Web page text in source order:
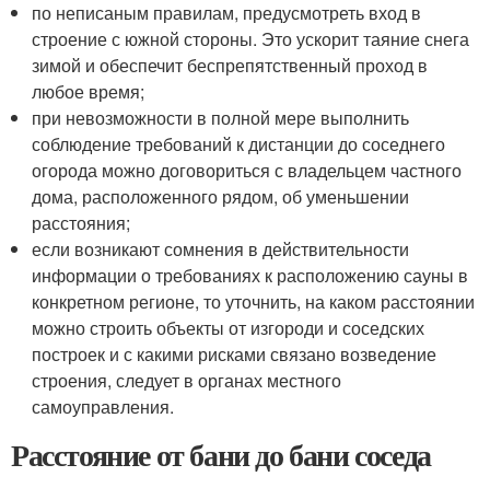
по неписаным правилам, предусмотреть вход в
строение с южной стороны. Это ускорит таяние снега
зимой и обеспечит беспрепятственный проход в
любое время;
при невозможности в полной мере выполнить
соблюдение требований к дистанции до соседнего
огорода можно договориться с владельцем частного
дома, расположенного рядом, об уменьшении
расстояния;
если возникают сомнения в действительности
информации о требованиях к расположению сауны в
конкретном регионе, то уточнить, на каком расстоянии
можно строить объекты от изгороди и соседских
построек и с какими рисками связано возведение
строения, следует в органах местного
самоуправления.
Расстояние от бани до бани соседа